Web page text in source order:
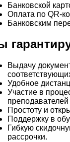
Банковской
Оплата по QR-
Банковским
Выдачу
Удобное
Участие в
Простоту и
Поддержку в
Гибкую
рассрочки.